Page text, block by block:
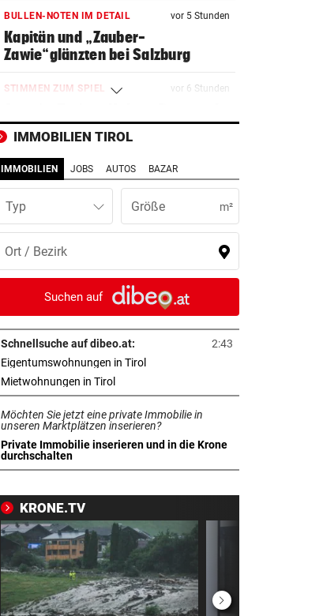
BULLEN-NOTEN IM DETAIL vor 5 Stunden
Kapitän und „Zauber-
Zawie“glänzten bei Salzburg
STIMMEN ZUM SPIEL vor 6 Stunden
uns besser!“
KUNDENDATEN BETROFFEN
Cyberangriff auf Wiener
Schmuckhändler Frey Wille
EUROPA-LEAGUE-QUALI vor 6 Stunden
Joker Tabakovic führt Salzburg zu
Last-Minute-Sieg
PALÄSTINENSER GETÖTET vor 6 Stunden
Erste Anklage gegen Israeli seit
Gaza-Krieg
STIMMEN ZUM SPIEL
Sportboss Katzer: „Fahren
superhappy nach Hause“
ORKAN, KEIN STROM & CO vor 7 Stunden
Skurrilitäten in der Red Bull Arena
WASSERSPRINGEN vor 7 Stunden
Knoll bei EM Achter vom Turm ++
Lotfi auf Rang 12!
SCHON NÄCHSTE SAISON vor 7 Stunden
IMMOBILIEN TIROL
IMMOBILIEN JOBS AUTOS BAZAR
Typ m²
Suchen auf
Schnellsuche auf dibeo.at:
2:43
Eigentumswohnungen in Tirolin neuem Tab öffnen
Mietwohnungen in Tirolin neuem Tab öffnen
Möchten Sie jetzt eine private Immobilie in
unseren Marktplätzen inserieren?
Private Immobilie inserieren und in die Krone
durchschalten
in neuem Tab öffnen
KRONE.TV